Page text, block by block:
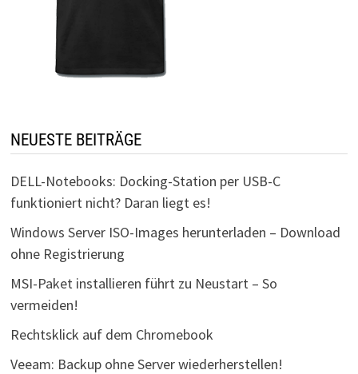
NEUESTE BEITRÄGE
DELL-Notebooks: Docking-Station per USB-C
funktioniert nicht? Daran liegt es!
Windows Server ISO-Images herunterladen – Download
ohne Registrierung
MSI-Paket installieren führt zu Neustart – So
vermeiden!
Rechtsklick auf dem Chromebook
Veeam: Backup ohne Server wiederherstellen!